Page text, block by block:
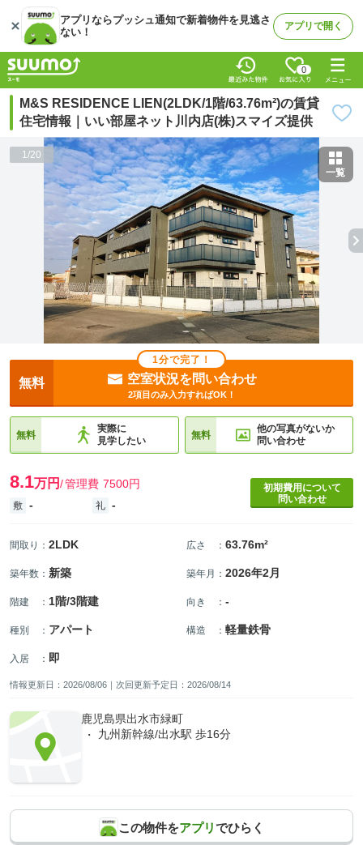
アプリならプッシュ通知で新着物件を見逃さ
ない！
アプリで開く
0
M&S RESIDENCE LIEN(2LDK/1階/63.76m²)の賃貸
住宅情報｜いい部屋ネット川内店(株)スマイズ提供
1/20
一覧
1分で完了！
無料 空室状況を問い合わせ
2項目のみ入力すればOK！
無料
実際に
見学したい
無料
他の写真がないか
問い合わせ
8.1万円 管理費 7500円
敷 - 礼 -
初期費用について
問い合わせ
間取り ： 2LDK 広さ ： 63.76m²
築年数 ： 新築 築年月 ： 2026年2月
階建 ： 1階/3階建 向き ： -
種別 ： アパート 構造 ： 軽量鉄骨
入居 ： 即
情報更新日：2026/08/06｜次回更新予定日：2026/08/14
鹿児島県出水市緑町
九州新幹線/出水駅 歩16分
この物件をアプリでひらく